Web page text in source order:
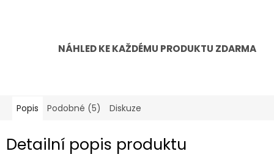
NÁHLED KE KAŽDÉMU PRODUKTU ZDARMA
Popis Podobné (5) Diskuze
Detailní popis produktu